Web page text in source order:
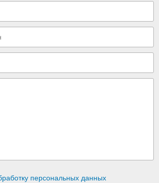
персональных данных